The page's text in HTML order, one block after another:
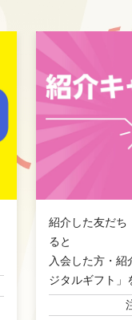
紹介した友だち
ると
入会した方・
ジタルギフト」